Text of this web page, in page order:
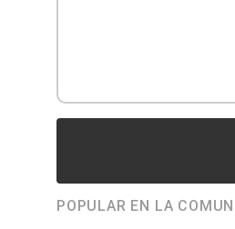
POPULAR EN LA